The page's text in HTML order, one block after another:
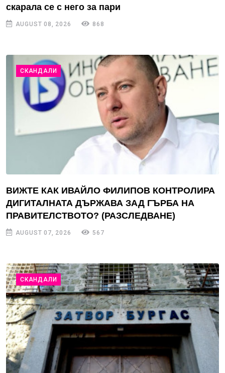
скарала се с него за пари
AUGUST 08, 2026 868
СКАНДАЛИ
ВИЖТЕ КАК ИВАЙЛО ФИЛИПОВ КОНТРОЛИРА
ДИГИТАЛНАТА ДЪРЖАВА ЗАД ГЪРБА НА
ПРАВИТЕЛСТВОТО? (РАЗСЛЕДВАНЕ)
AUGUST 07, 2026 567
СКАНДАЛИ